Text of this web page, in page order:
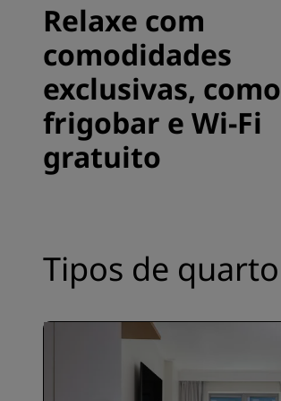
Relaxe com
comodidades
exclusivas, como
frigobar e Wi-Fi
gratuito
Tipos de quarto